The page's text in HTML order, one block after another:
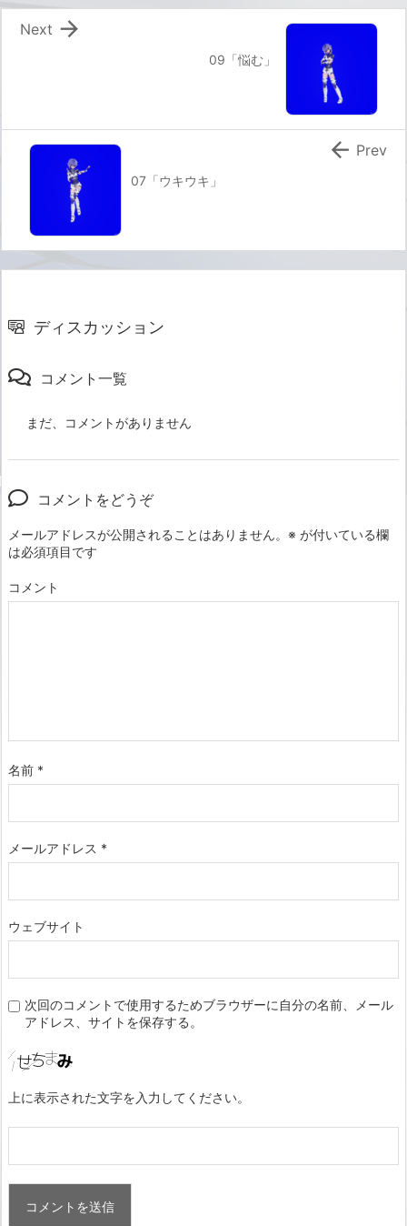
09「悩む」

Next
07「ウキウキ」
 Prev
ディスカッション
コメント一覧
まだ、コメントがありません
コメントをどうぞ
メールアドレスが公開されることはありません。 ※ が付いている欄
は必須項目です
コメント
名前 *
メールアドレス *
ウェブサイト
次回のコメントで使用するためブラウザーに自分の名前、メール
アドレス、サイトを保存する。
上に表示された文字を入力してください。